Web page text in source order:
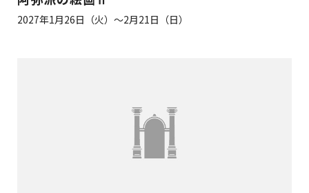
2027年1月26日（火）～2月21日（日）